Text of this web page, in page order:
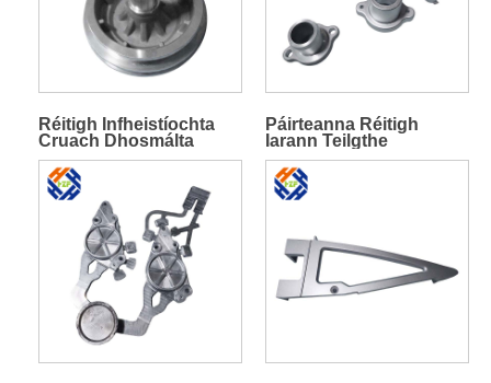
Réitigh Infheistíochta
Cruach Dhosmálta
Alúmanam Réitigh Die
Alloy
Páirteanna Réitigh
Iarann ​​​​Teilgthe
Alúmanam Ard-
Beachtais